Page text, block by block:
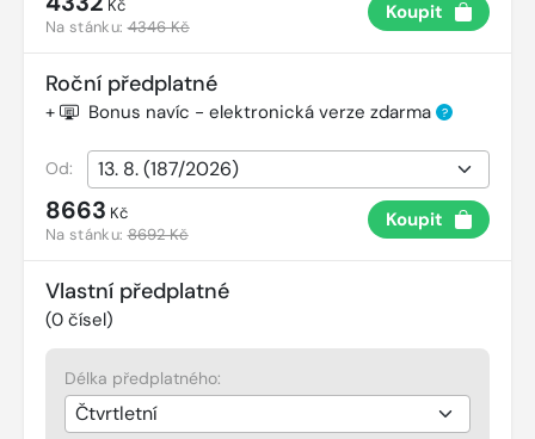
Kč
Na stánku:4346 Kč
Koupit
Roční předplatné
+ Bonus navíc - elektronická verze zdarma ?
Od:
8663 Kč
Na stánku:8692 Kč
Koupit
Vlastní předplatné
(0 čísel)
Délka předplatného: